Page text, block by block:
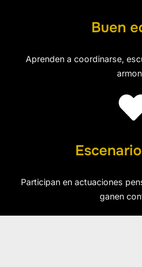
Buen
Aprenden a coordinarse,
Participan en actuaciones
ganen